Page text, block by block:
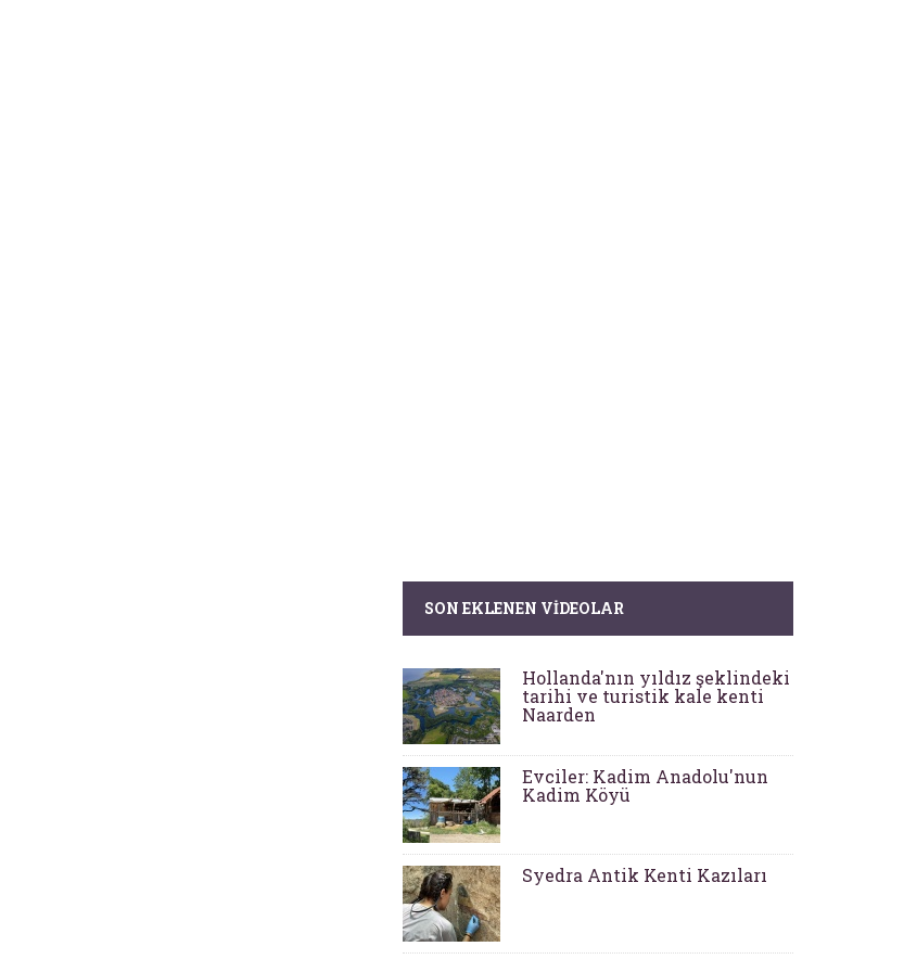
SON EKLENEN VIDEOLAR
Hollanda'nın yıldız şeklindeki
tarihi ve turistik kale kenti
Naarden
Evciler: Kadim Anadolu'nun
Kadim Köyü
Syedra Antik Kenti Kazıları